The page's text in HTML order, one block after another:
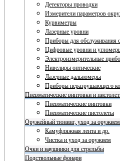
Детекторы проводки
Измерители параметров
Курвиметры
Лазерные уровни
Приборы для обслуживания
Цифровые уровни и
Электроизмерительные
Нивелиры оптические
Лазерные дальномеры
Приборы неразрушающего
Пневматические винтовки и
Пневматические винтовки
Пневматические пистолеты
Оружейный тюнинг, уход за оружием
Камуфляжная лента и др.
Чистка и уход за оружием
Очки и наушники для стрельбы
Подствольные фонари